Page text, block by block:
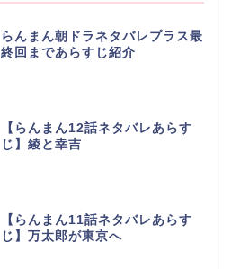
らんまん朝ドラネタバレプラス最
終回まであらすじ紹介
【らんまん12話ネタバレあらす
じ】綾と幸吉
【らんまん11話ネタバレあらす
じ】万太郎が東京へ